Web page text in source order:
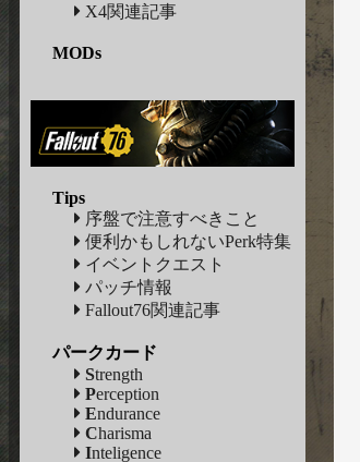
X4関連記事
MODs
Tips
序盤で注意すべきこと
便利かもしれないPerk特集
イベントクエスト
パッチ情報
Fallout76関連記事
パークカード
Strength
Perception
Endurance
Charisma
Inteligence